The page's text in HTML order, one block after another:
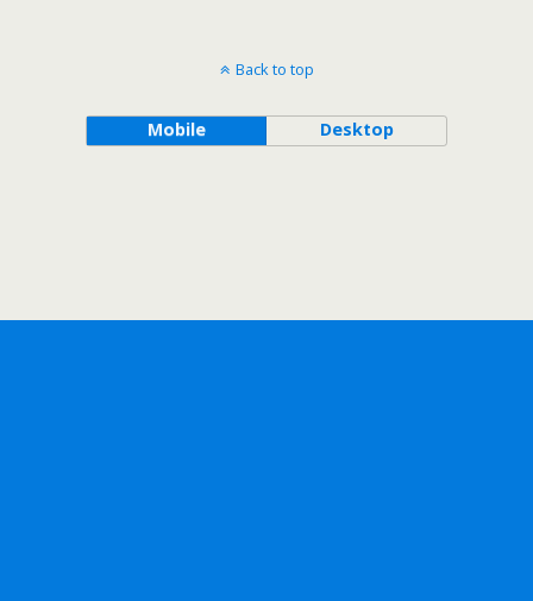
Back to top
Mobile Desktop